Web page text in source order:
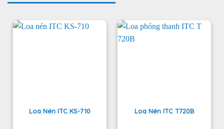
Loa Nén ITC KS-710 Loa Nén ITC T720B